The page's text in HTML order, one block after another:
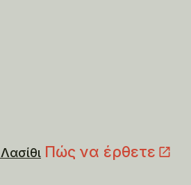
Πώς να έρθετε